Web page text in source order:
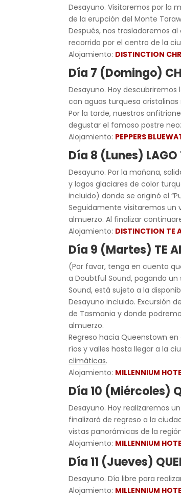
Desayuno. Visitaremos por la
de la erupción del Monte
Después, nos trasladaremos
recorrido por el centro de la
Alojamiento: DISTINCTION
Día 7 (Domingo)
Desayuno. Hoy
con aguas turquesa
Por la tarde, nuestros
degustar el famoso postre
Alojamiento: PEPPERS
Día 8 (Lunes) LAGO
Desayuno. Por la mañana,
y lagos glaciares de color
incluido) donde se originó el
Seguidamente visitaremos un
almuerzo. Al finalizar
Alojamiento: DISTINCTION TE
Día 9 (Martes) TE
(Por favor, tenga en cuenta
a Doubtful Sound, pagando
Sound, está sujeto a la
Desayuno incluido. Excursión
de Tasmania y donde
almuerzo.
Regreso hacia Queenstown
ríos y valles hasta llegar a la
climáticas.
Alojamiento: MILLENNIUM
Día 10 (Miércoles)
Desayuno. Hoy realizaremos
finalizará de regreso a la
vistas panorámicas de la
Alojamiento: MILLENNIUM
Día 11 (Jueves)
Desayuno. Día libre para
Alojamiento: MILLENNIUM